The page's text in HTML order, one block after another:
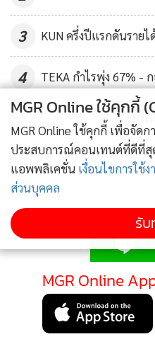
3 KUN ครึ่งปีแรกดันรายไ
4 TEKA กำไรพุ่ง 67% -
ข่าวอื่
ติดตามข่าวส
MGR Online
MGR Online ใช้คุกกี้
MGR Online ใช้คุกกี้ เพื่อจัด
ประสบการณ์คอนเทนต์ที่ดีที่สุ
แอพพลิเคชั่น เงื่อนไขการใช้
ส่วนบุคคล
รับ